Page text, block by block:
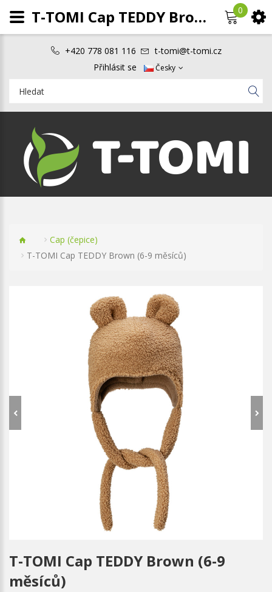
+420 778 081 116
t-tomi@t-tomi.cz
Přihlásit se
Česky
0
Cap (čepice)
T-TOMI Cap TEDDY Brown (6-9 měsíců)
T-TOMI Cap TEDDY Brown (6-9
měsíců)
T-TOMI Cap TEDDY Brown (6-9 měsíců)